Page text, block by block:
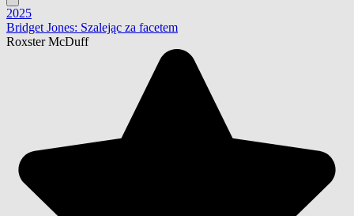
2025
Bridget Jones: Szalejąc za facetem
Roxster McDuff